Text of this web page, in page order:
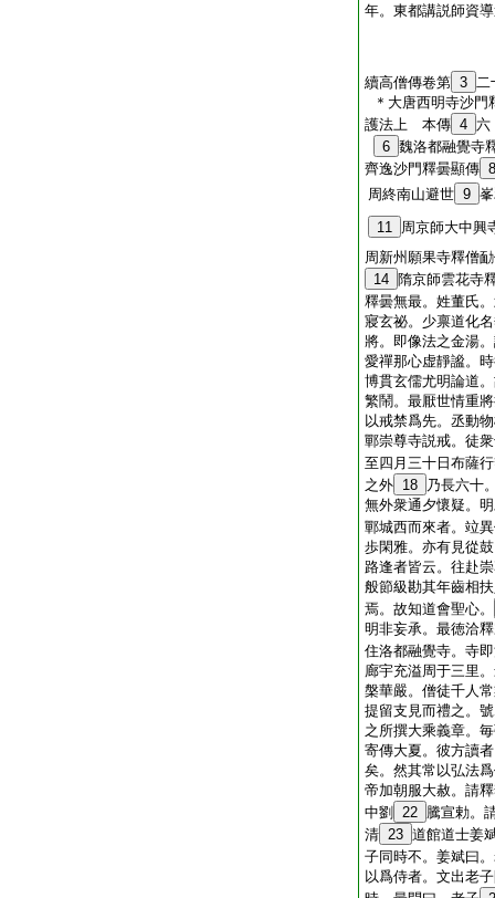
年。東都講説師資
續高僧傳卷第 3 二
＊大唐西明寺沙門
護法上 本傳 4
6 魏洛都融覺寺
齊逸沙門釋曇顯傳 8
周終南山避世 9
11 周京師大中興
周新州願果寺釋僧
14 隋京師雲花寺
釋曇無最。姓董氏
寢玄祕。少禀道化
將。即像法之金湯
愛禪那心虚靜謐。
博貫玄儒尤明論道
繁鬧。最厭世情重
以戒禁爲先。丞動
鄲崇尊寺説戒。徒
至四月三十日布薩
之外 18
乃長六十
無外衆通夕懷疑。
鄲城西而來者。竝
歩閑雅。亦有見從
路逢者皆云。往赴
般節級勘其年齒相
焉。故知道會聖心。
明非妄承。最徳洽
住洛都融覺寺。寺
廊宇充溢周于三里
槃華嚴。僧徒千人
提留支見而禮之。
之所撰大乘義章。
寄傳大夏。彼方讀
矣。然其常以弘法
帝加朝服大赦。請
中劉
22 騰宣勅。
清 23 道館道士姜
子同時不。姜斌曰
以爲侍者。文出老